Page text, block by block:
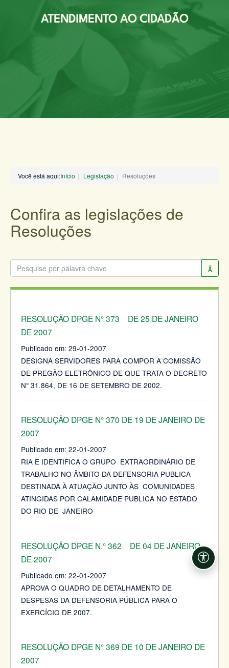
ATENDIMENTO AO CIDADÃO
Você está aqui:Início Legislação Resoluções
Confira as legislações de
Resoluções
RESOLUÇÃO DPGE N° 373 DE 25 DE JANEIRO
DE 2007
Publicado em: 29-01-2007
DESIGNA SERVIDORES PARA COMPOR A COMISSÃO
DE PREGÃO ELETRÔNICO DE QUE TRATA O DECRETO
N° 31.864, DE 16 DE SETEMBRO DE 2002.
RESOLUÇÃO DPGE N° 370 DE 19 DE JANEIRO DE
2007
Publicado em: 22-01-2007
RIA E IDENTIFICA O GRUPO EXTRAORDINÁRIO DE
TRABALHO NO ÂMBITO DA DEFENSORIA PUBLICA
DESTINADA À ATUAÇÃO JUNTO ÀS COMUNIDADES
ATINGIDAS POR CALAMIDADE PUBLICA NO ESTADO
DO RIO DE JANEIRO
RESOLUÇÃO DPGE N.° 362 DE 04 DE JANEIRO
DE 2007
Publicado em: 22-01-2007
APROVA O QUADRO DE DETALHAMENTO DE
DESPESAS DA DEFENSORIA PÚBLICA PARA O
EXERCÍCIO DE 2007.
RESOLUÇÃO DPGE N° 369 DE 10 DE JANEIRO DE
2007